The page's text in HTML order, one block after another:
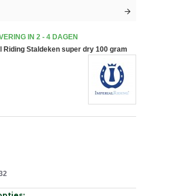
IN 2 - 4 DAGEN
Riding Staldeken super dry 100 gram